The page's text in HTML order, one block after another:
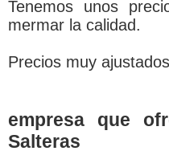
Tenemos unos
mermar la calidad.
Precios muy
empresa que
Salteras